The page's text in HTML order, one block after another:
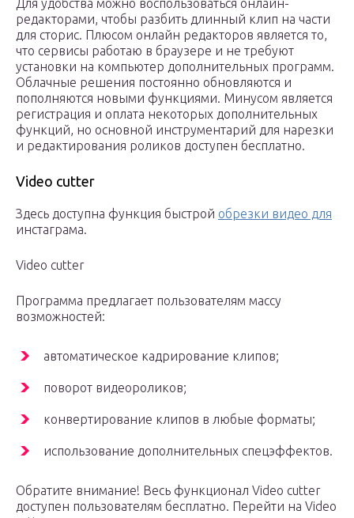
Для удобства можно воспользоваться онлайн-
редакторами, чтобы разбить длинный клип на части
для сторис. Плюсом онлайн редакторов является то,
что сервисы работаю в браузере и не требуют
установки на компьютер дополнительных программ.
Облачные решения постоянно обновляются и
пополняются новыми функциями. Минусом является
регистрация и оплата некоторых дополнительных
функций, но основной инструментарий для нарезки
и редактирования роликов доступен бесплатно.
Video cutter
Здесь доступна функция быстрой обрезки видео для
инстаграма.
Video cutter
Программа предлагает пользователям массу
возможностей:
автоматическое кадрирование клипов;
поворот видеороликов;
конвертирование клипов в любые форматы;
использование дополнительных спецэффектов.
Обратите внимание! Весь функционал Video cutter
доступен пользователям бесплатно. Перейти на Video